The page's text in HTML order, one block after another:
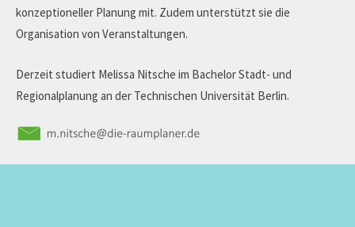
konzeptioneller Planung mit. Zudem unterstützt sie die
Organisation von Veranstaltungen.
Derzeit studiert Melissa Nitsche im Bachelor Stadt- und
Regionalplanung an der Technischen Universität Berlin.